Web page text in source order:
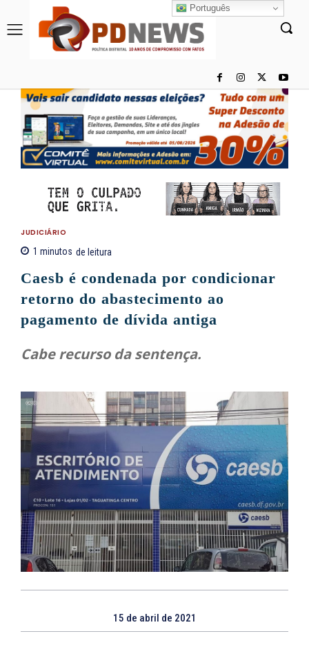
JUDICIÁRIO
1 minutos de leitura
Caesb é condenada por condicionar
retorno do abastecimento ao
pagamento de dívida antiga
Cabe recurso da sentença.
15 de abril de 2021
Português